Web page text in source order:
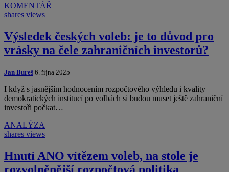
KOMENTÁŘ
shares views
Výsledek českých voleb: je to důvod pro
vrásky na čele zahraničních investorů?
Jan Bureš 6. října 2025
I když s jasnějším hodnocením rozpočtového výhledu i kvality
demokratických institucí po volbách si budou muset ještě zahraniční
investoři počkat…
ANALÝZA
shares views
Hnutí ANO vítězem voleb, na stole je
rozvolněnější rozpočtová politika